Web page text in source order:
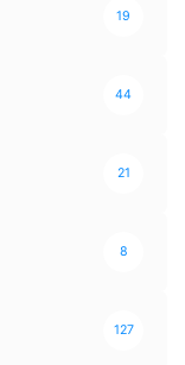
19
44
21
8
127